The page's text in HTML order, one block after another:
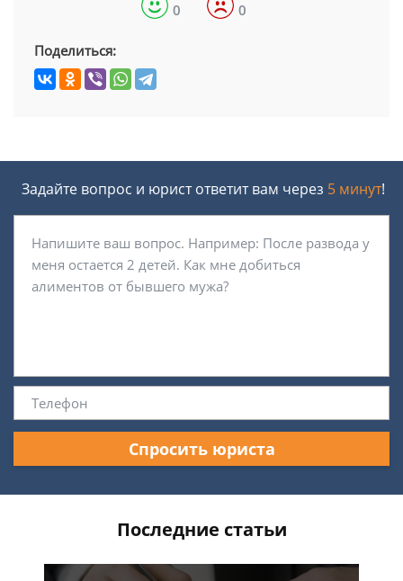
0 0
Поделиться:
Задайте вопрос и юрист ответит вам через 5 минут!
Спросить юриста
Последние статьи